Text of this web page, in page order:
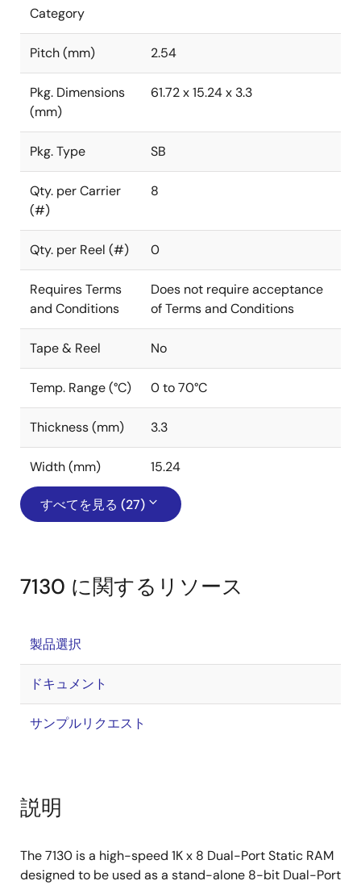
Category
Pitch (mm) 2.54
Pkg. Dimensions
(mm)
61.72 x 15.24 x 3.3
Pkg. Type SB
Qty. per Carrier
(#)
8
Qty. per Reel (#) 0
Requires Terms
and Conditions
Does not require acceptance
of Terms and Conditions
Tape & Reel No
Temp. Range (°C) 0 to 70°C
Thickness (mm) 3.3
Width (mm) 15.24
すべてを見る (27)
7130 に関するリソース
製品選択
ドキュメント
サンプルリクエスト
説明
The 7130 is a high-speed 1K x 8 Dual-Port Static RAM
designed to be used as a stand-alone 8-bit Dual-Port